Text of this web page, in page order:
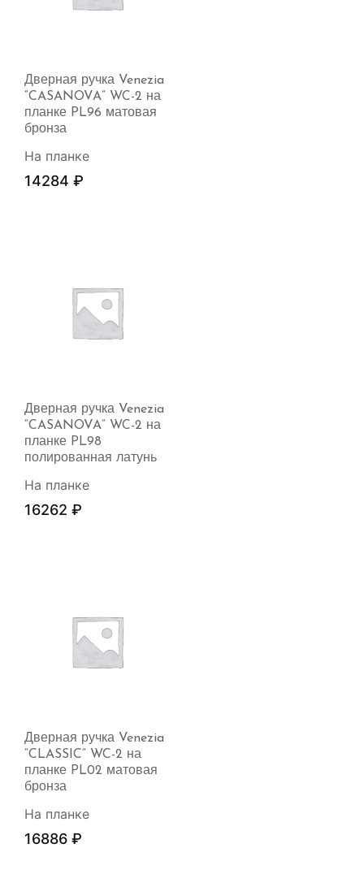
Дверная ручка Venezia
“CASANOVA” WC-2 на
планке PL96 матовая
бронза
На планке
14284 ₽
Дверная ручка Venezia
“CASANOVA” WC-2 на
планке PL98
полированная латунь
На планке
16262 ₽
Дверная ручка Venezia
“CLASSIC” WC-2 на
планке PL02 матовая
бронза
На планке
16886 ₽